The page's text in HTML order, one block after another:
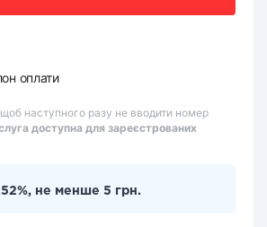
оплати
наступного разу не вводити номер
доступна для зареєстрованих
не менше 5 грн.